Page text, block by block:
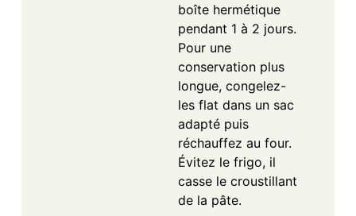
boîte hermétique
pendant 1 à 2 jours.
Pour une
conservation plus
longue, congelez-
les flat dans un sac
adapté puis
réchauffez au four.
Évitez le frigo, il
casse le croustillant
de la pâte.